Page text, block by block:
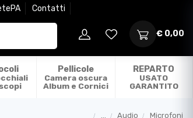
Contatti
€ 0,00
Pellicole
Camera oscura
Album e Cornici
REPARTO
USATO
GARANTITO
Audio Microfoni